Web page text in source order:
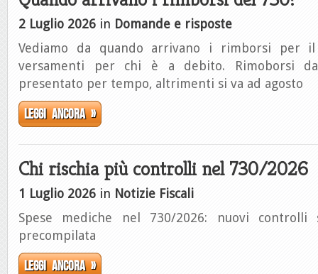
2 Luglio 2026 in Domande e risposte
Vediamo da quando arrivano i rimborsi per
versamenti per chi è a debito. Rimoborsi
presentato per tempo, altrimenti si va ad agosto
Leggi ancora »
Chi rischia più controlli nel 730/2026
1 Luglio 2026 in Notizie Fiscali
Spese mediche nel 730/2026: nuovi controlli
precompilata
Leggi ancora »